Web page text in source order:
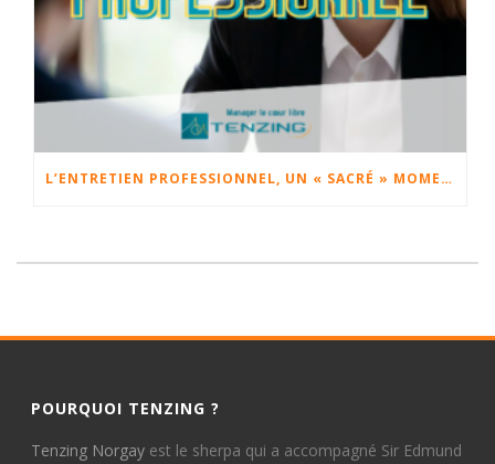
L’ENTRETIEN PROFESSIONNEL, UN « SACRÉ » MOMENT.
POURQUOI TENZING ?
Tenzing Norgay est le sherpa qui a accompagné Sir Edmund